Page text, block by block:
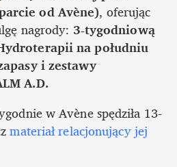
od Avène), oferując
nagrody: 3-tygodniową
na południu
i zestawy
A.D.
w Avène spędziła 13-
materiał relacjonujący jej